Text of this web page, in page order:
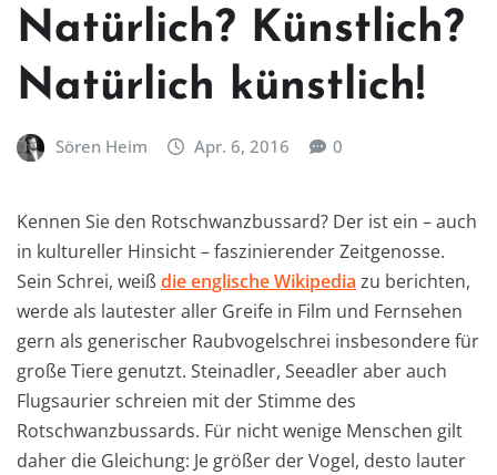
Natürlich? Künstlich?
Natürlich künstlich!
Sören Heim Apr. 6, 2016 0
Kennen Sie den Rotschwanzbussard? Der ist ein – auch
in kultureller Hinsicht – faszinierender Zeitgenosse.
Sein Schrei, weißdie englische Wikipedia zu berichten,
werde als lautester aller Greife in Film und Fernsehen
gern als generischer Raubvogelschrei insbesondere für
große Tiere genutzt. Steinadler, Seeadler aber auch
Flugsaurier schreien mit der Stimme des
Rotschwanzbussards. Für nicht wenige Menschen gilt
daher die Gleichung: Je größer der Vogel, desto lauter